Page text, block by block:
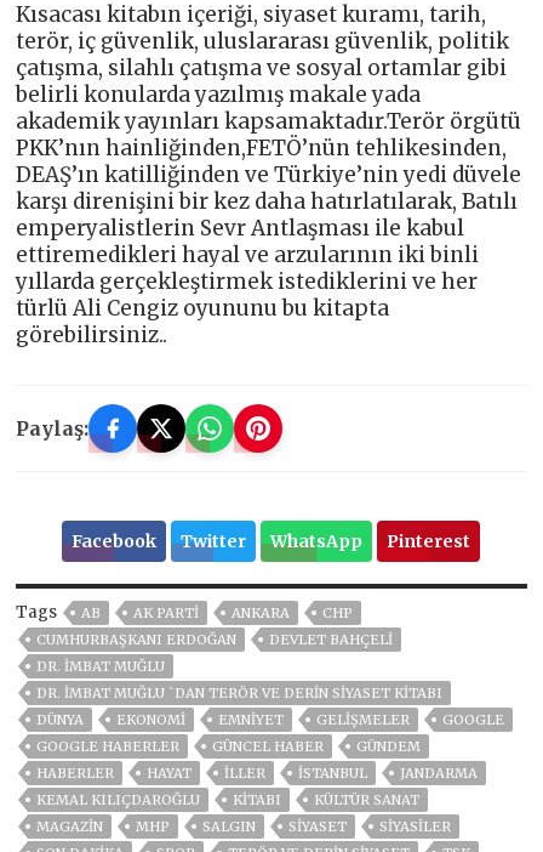
Kısacası kitabın içeriği, siyaset kuramı, tarih,
terör, iç güvenlik, uluslararası güvenlik, politik
çatışma, silahlı çatışma ve sosyal ortamlar gibi
belirli konularda yazılmış makale yada
akademik yayınları kapsamaktadır.Terör örgütü
PKK’nın hainliğinden,FETÖ’nün tehlikesinden,
DEAŞ’ın katilliğinden ve Türkiye’nin yedi düvele
karşı direnişini bir kez daha hatırlatılarak, Batılı
emperyalistlerin Sevr Antlaşması ile kabul
ettiremedikleri hayal ve arzularının iki binli
yıllarda gerçekleştirmek istediklerini ve her
türlü Ali Cengiz oyununu bu kitapta
görebilirsiniz..
Paylaş:
Facebook Twitter WhatsApp Pinterest
Tags AB AK PARTİ ANKARA
CHP
CUMHURBAŞKANI ERDOĞAN
DEVLET BAHÇELİ
DR. İMBAT MUĞLU
DR. İMBAT MUĞLU `DAN TERÖR VE DERIN SIYASET KITABI
DÜNYA
EKONOMİ EMNİYET GELIŞMELER
GOOGLE
GOOGLE HABERLER
GÜNCEL HABER
GÜNDEM
HABERLER
HAYAT İLLER ISTANBUL
JANDARMA
KEMAL KILIÇDAROĞLU
KITABI
KÜLTÜR SANAT
MAGAZİN
MHP SALGIN SİYASET
SİYASİLER